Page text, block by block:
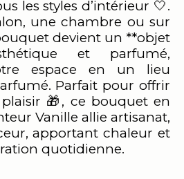
les styles d’intérieur 🤍.
une chambre ou sur
devient un **objet
et parfumé,
espace en un lieu
Parfait pour offrir
🎁, ce bouquet en
Vanille allie artisanat,
apportant chaleur et
quotidienne.